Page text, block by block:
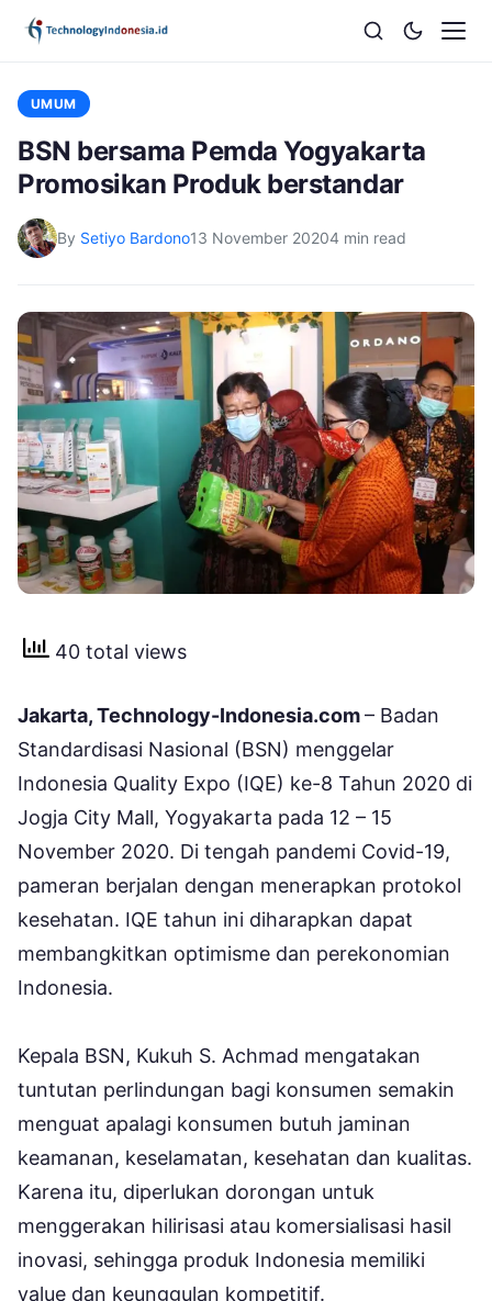
UMUM
BSN bersama Pemda Yogyakarta
Promosikan Produk berstandar
By Setiyo Bardono13 November 20204 min read
40 total views
Jakarta, Technology-Indonesia.com– Badan
Standardisasi Nasional (BSN) menggelar
Indonesia Quality Expo (IQE) ke-8 Tahun 2020 di
Jogja City Mall, Yogyakarta pada 12 – 15
November 2020. Di tengah pandemi Covid-19,
pameran berjalan dengan menerapkan protokol
kesehatan. IQE tahun ini diharapkan dapat
membangkitkan optimisme dan perekonomian
Indonesia.
Kepala BSN, Kukuh S. Achmad mengatakan
tuntutan perlindungan bagi konsumen semakin
menguat apalagi konsumen butuh jaminan
keamanan, keselamatan, kesehatan dan kualitas.
Karena itu, diperlukan dorongan untuk
menggerakan hilirisasi atau komersialisasi hasil
inovasi, sehingga produk Indonesia memiliki
value dan keunggulan kompetitif.